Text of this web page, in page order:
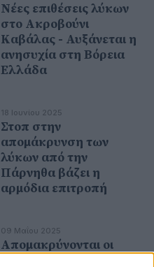
Νέες επιθέσεις λύκων
στο Ακροβούνι
Καβάλας - Αυξάνεται η
ανησυχία στη Βόρεια
Ελλάδα
18 Ιουνίου 2025
Στοπ στην
απομάκρυνση των
λύκων από την
Πάρνηθα βάζει η
αρμόδια επιτροπή
09 Μαΐου 2025
Απομακρύνονται οι